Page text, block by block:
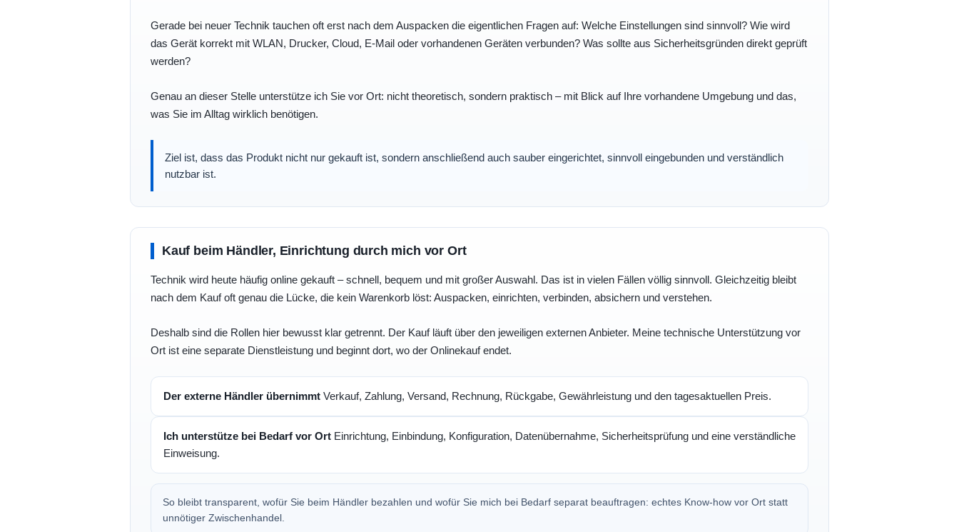
Gerade bei neuer Technik tauchen oft erst nach dem Auspacken die eigentlichen Fragen auf: Welche Einstellungen sind sinnvoll? Wie wird
das Gerät korrekt mit WLAN, Drucker, Cloud, E-Mail oder vorhandenen Geräten verbunden? Was sollte aus Sicherheitsgründen direkt geprüft
werden?
Genau an dieser Stelle unterstütze ich Sie vor Ort: nicht theoretisch, sondern praktisch – mit Blick auf Ihre vorhandene Umgebung und das,
was Sie im Alltag wirklich benötigen.
Ziel ist, dass das Produkt nicht nur gekauft ist, sondern anschließend auch sauber eingerichtet, sinnvoll eingebunden und verständlich
nutzbar ist.
Kauf beim Händler, Einrichtung durch mich vor Ort
Technik wird heute häufig online gekauft – schnell, bequem und mit großer Auswahl. Das ist in vielen Fällen völlig sinnvoll. Gleichzeitig bleibt
nach dem Kauf oft genau die Lücke, die kein Warenkorb löst: Auspacken, einrichten, verbinden, absichern und verstehen.
Deshalb sind die Rollen hier bewusst klar getrennt. Der Kauf läuft über den jeweiligen externen Anbieter. Meine technische Unterstützung vor
Ort ist eine separate Dienstleistung und beginnt dort, wo der Onlinekauf endet.
Der externe Händler übernimmt Verkauf, Zahlung, Versand, Rechnung, Rückgabe, Gewährleistung und den tagesaktuellen Preis.
Ich unterstütze bei Bedarf vor Ort Einrichtung, Einbindung, Konfiguration, Datenübernahme, Sicherheitsprüfung und eine verständliche
Einweisung.
So bleibt transparent, wofür Sie beim Händler bezahlen und wofür Sie mich bei Bedarf separat beauftragen: echtes Know-how vor Ort statt
unnötiger Zwischenhandel.